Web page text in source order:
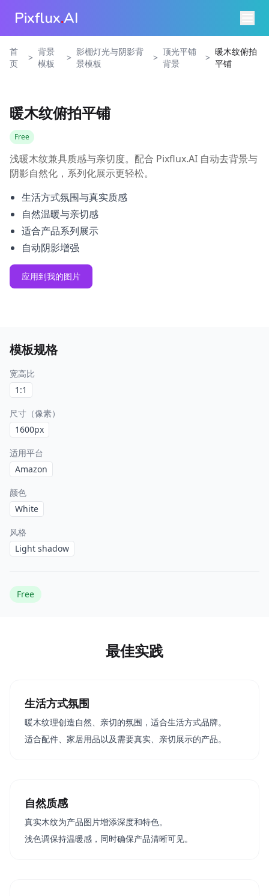
Pixflux.AI
首
页
>
背景
模板
>
影棚灯光与阴影背
景模板
>
顶光平铺
背景
>
暖木纹俯拍
平铺
暖木纹俯拍平铺
Free
浅暖木纹兼具质感与亲切度。配合 Pixflux.AI 自动去背景与
阴影自然化，系列化展示更轻松。
生活方式氛围与真实质感
自然温暖与亲切感
适合产品系列展示
自动阴影增强
应用到我的图片
模板规格
宽高比
1:1
尺寸（像素）
1600px
适用平台
Amazon
颜色
White
风格
Light shadow
Free
最佳实践
生活方式氛围
暖木纹理创造自然、亲切的氛围，适合生活方式品牌。
适合配件、家居用品以及需要真实、亲切展示的产品。
自然质感
真实木纹为产品图片增添深度和特色。
浅色调保持温暖感，同时确保产品清晰可见。